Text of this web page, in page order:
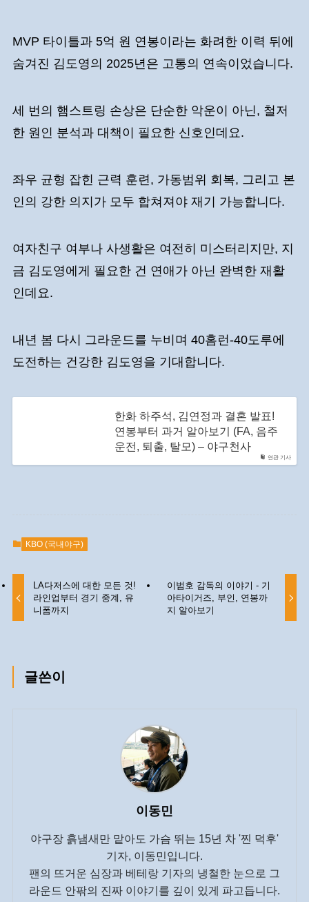
MVP 타이틀과 5억 원 연봉이라는 화려한 이력 뒤에
숨겨진 김도영의 2025년은 고통의 연속이었습니다.
세 번의 햄스트링 손상은 단순한 악운이 아닌, 철저
한 원인 분석과 대책이 필요한 신호인데요.
좌우 균형 잡힌 근력 훈련, 가동범위 회복, 그리고 본
인의 강한 의지가 모두 합쳐져야 재기 가능합니다.
여자친구 여부나 사생활은 여전히 미스터리지만, 지
금 김도영에게 필요한 건 연애가 아닌 완벽한 재활
인데요.
내년 봄 다시 그라운드를 누비며 40홈런-40도루에
도전하는 건강한 김도영을 기대합니다.
연관 기사
한화 하주석, 김연정과 결혼 발표!
연봉부터 과거 알아보기 (FA, 음주
운전, 퇴출, 탈모) – 야구천사
KBO (국내야구)
LA다저스에 대한 모든 것!
라인업부터 경기 중계, 유
니폼까지
이범호 감독의 이야기 - 기
아타이거즈, 부인, 연봉까
지 알아보기
글쓴이
이동민
야구장 흙냄새만 맡아도 가슴 뛰는 15년 차 '찐 덕후'
기자, 이동민입니다.
팬의 뜨거운 심장과 베테랑 기자의 냉철한 눈으로 그
라운드 안팎의 진짜 이야기를 깊이 있게 파고듭니다.